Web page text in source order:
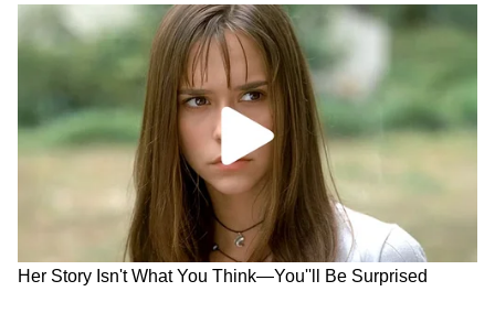
ब्रिटेन के कई हिस्सों में अल्पसंख्यकों और प्रवासियों को
निशाना बनाया जा रहा है, जिसे सरकार ने "नस्लवादी
गुंडागर्दी" करार दिया है। ऐसे तनावपूर्ण माहौल में एक
भारतीय युवक की इस तरह सड़क पर चाकू मारकर हत्या
कर देना, कई अनसुलझे सवाल खड़े करता है। क्या गुरभेज
किसी व्यक्तिगत दुश्मनी का शिकार हुए या फिर वे ब्रिटेन में